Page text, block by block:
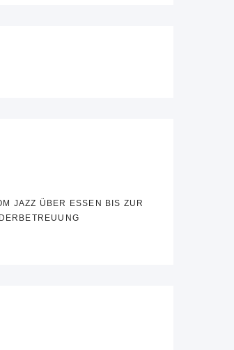
JAZZ ÜBER ESSEN BIS ZUR